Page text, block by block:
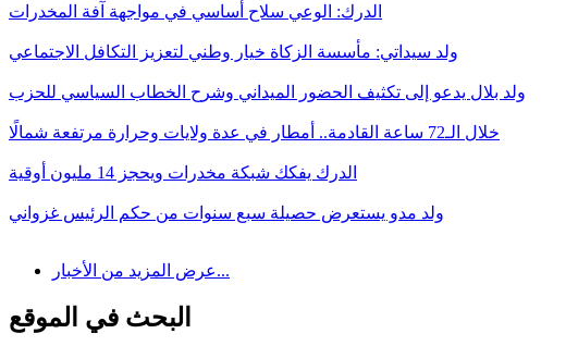
الدرك: الوعي سلاح أساسي في مواجهة آفة المخدرات
ولد سيداتي: مأسسة الزكاة خيار وطني لتعزيز التكافل الاجتماعي
ولد بلال يدعو إلى تكثيف الحضور الميداني وشرح الخطاب السياسي للحزب
خلال الـ72 ساعة القادمة.. أمطار في عدة ولايات وحرارة مرتفعة شمالًا
الدرك يفكك شبكة مخدرات ويحجز 14 مليون أوقية
ولد مدو يستعرض حصيلة سبع سنوات من حكم الرئيس غزواني
عرض المزيد من الأخبار...
البحث في الموقع